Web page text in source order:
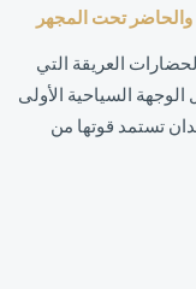
تحت المجهر
العريقة التي
السياحية الأولى
تستمد قوتها من